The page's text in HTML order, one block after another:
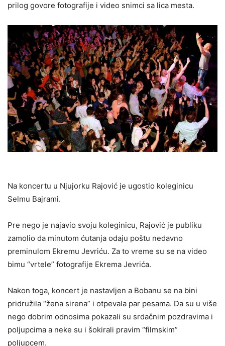
prilog govore fotografije i video snimci sa lica mesta.
Na koncertu u Njujorku Rajović je ugostio koleginicu
Selmu Bajrami.
Pre nego je najavio svoju koleginicu, Rajović je publiku
zamolio da minutom ćutanja odaju poštu nedavno
preminulom Ekremu Jevriću. Za to vreme su se na video
bimu “vrtele” fotografije Ekrema Jevrića.
Nakon toga, koncert je nastavljen a Bobanu se na bini
pridružila “žena sirena” i otpevala par pesama. Da su u više
nego dobrim odnosima pokazali su srdačnim pozdravima i
poljupcima a neke su i šokirali pravim “filmskim”
poljupcem.